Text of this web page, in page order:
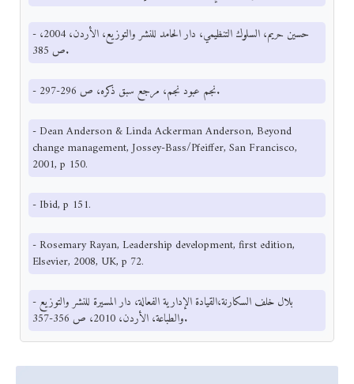
- حسين حريم، السلوك التنظيمي، دار الحامد للنشر والتوزيع، الأردن، 2004،
ص 385.
- نجم عبود نجم، مرجع سبق ذكره، ص 296-297.
- Dean Anderson & Linda Ackerman Anderson, Beyond
change management, Jossey-Bass/Pfeiffer, San Francisco,
2001, p 150.
- Ibid, p 151.
- Rosemary Rayan, Leadership development, first edition,
Elsevier, 2008, UK, p 72.
- بلال خلف السكارنة،القيادة الإدارية الفعالة، دار المسيرة للنشر والتوزيع
والطباعة، الأردن، 2010، ص 356-357.